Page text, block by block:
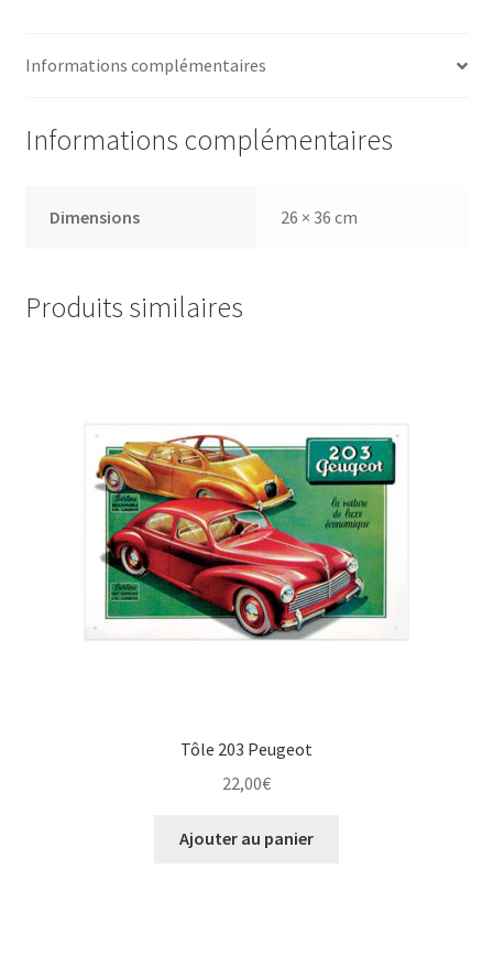
Informations complémentaires
Informations complémentaires
Dimensions 26 × 36 cm
Produits similaires
Tôle 203 Peugeot
22,00€
Ajouter au panier